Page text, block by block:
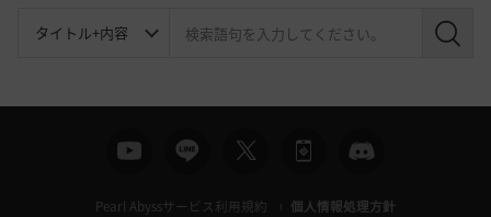
検
Pearl Abyssサービス利用規約
個人情報処理方針